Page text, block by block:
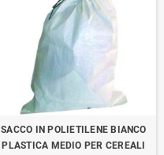
SACCO IN POLIETILENE BIANCO
PLASTICA MEDIO PER CEREALI